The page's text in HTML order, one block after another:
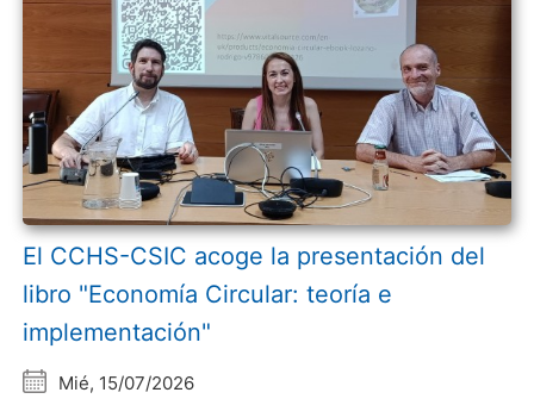
El CCHS-CSIC acoge la presentación del
libro "Economía Circular: teoría e
implementación"
Mié, 15/07/2026